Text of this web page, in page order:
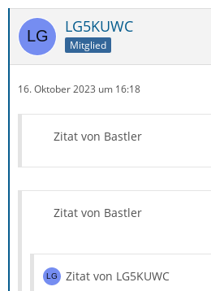
LG5KUWC
Mitglied
16. Oktober 2023 um 16:18
Zitat von Bastler
Zitat von Bastler
Zitat von LG5KUWC